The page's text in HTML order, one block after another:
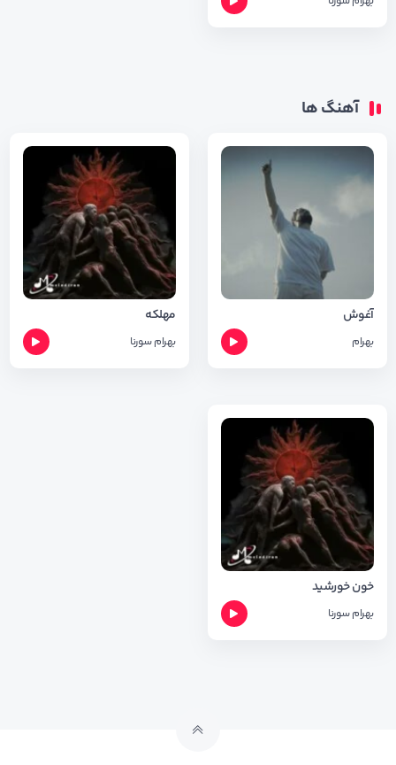
آهنگ ها
آغوش
بهرام
مهلکه
بهرامسورنا
خون خورشید
بهرامسورنا